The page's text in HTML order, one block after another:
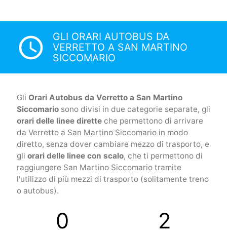
access_time
GLI ORARI AUTOBUS DA
VERRETTO A SAN MARTINO
SICCOMARIO
Gli Orari Autobus da Verretto a San Martino
Siccomariosono divisi in due categorie separate, gli
orari delle linee diretteche permettono di arrivare
da Verretto a San Martino Siccomario in modo
diretto, senza dover cambiare mezzo di trasporto, e
gli orari delle linee con scalo, che ti permettono di
raggiungere San Martino Siccomario tramite
l'utilizzo di più mezzi di trasporto (solitamente treno
o autobus).
0 2